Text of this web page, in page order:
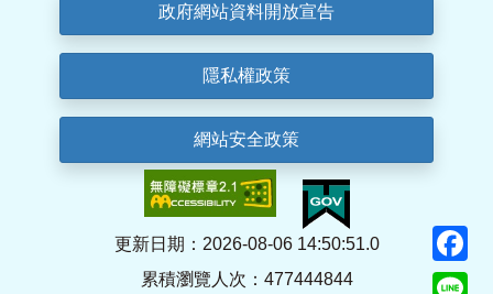
政府網站資料開放宣告
隱私權政策
網站安全政策
更新日期：2026-08-06 14:50:51.0
累積瀏覽人次：477444844